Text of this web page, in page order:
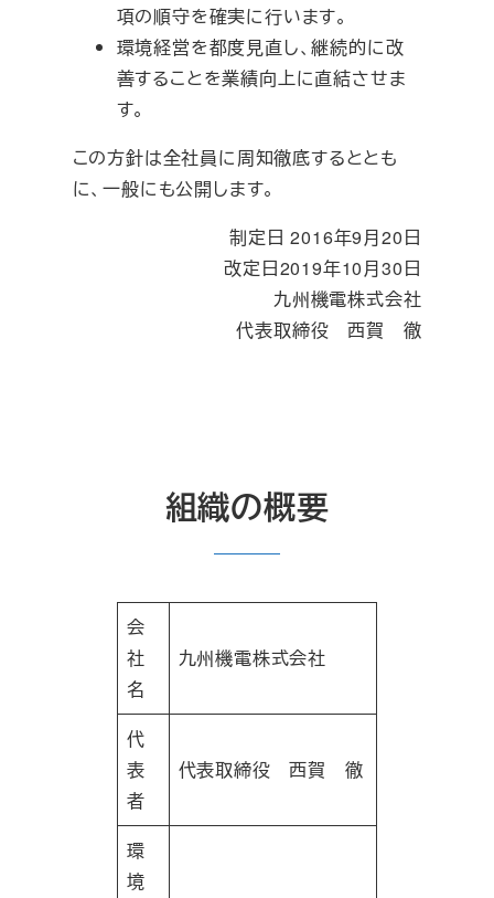
項の順守を確実に行います。
環境経営を都度見直し、継続的に改
善することを業績向上に直結させま
す。
この方針は全社員に周知徹底するととも
に、一般にも公開します。
制定日 2016年9月20日
改定日2019年10月30日
九州機電株式会社
代表取締役 西賀 徹
組織の概要
会
社
名
九州機電株式会社
代
表
者
代表取締役 西賀 徹
環
境